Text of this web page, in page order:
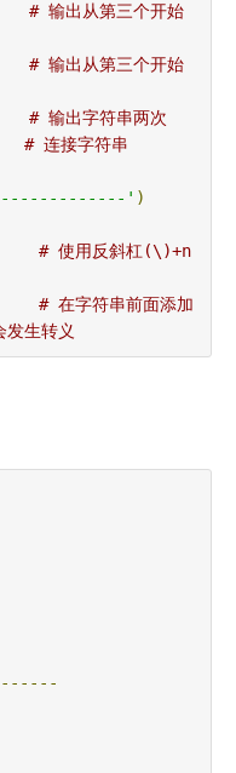
# 输出从第三个开始
# 输出从第三个开始
# 输出字符串两次
# 连接字符串
' )
# 使用反斜杠(\)+n
# 在字符串前面添加
生转义